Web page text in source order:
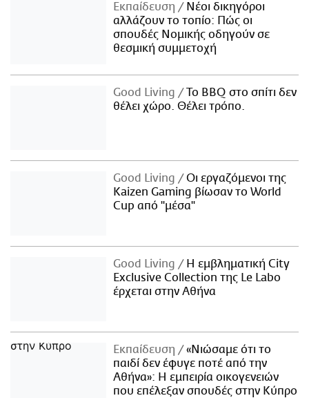
Εκπαίδευση
Νέοι δικηγόροι
αλλάζουν το τοπίο: Πώς οι
σπουδές Νομικής οδηγούν σε
θεσμική συμμετοχή
Good Living
Το BBQ στο σπίτι δεν
θέλει χώρο. Θέλει τρόπο.
Good Living
Οι εργαζόμενοι της
Kaizen Gaming βίωσαν το World
Cup από "μέσα"
Good Living
Η εμβληματική City
Exclusive Collection της Le Labo
έρχεται στην Αθήνα
Εκπαίδευση
«Νιώσαμε ότι το
παιδί δεν έφυγε ποτέ από την
Αθήνα»: Η εμπειρία οικογενειών
που επέλεξαν σπουδές στην Κύπρο